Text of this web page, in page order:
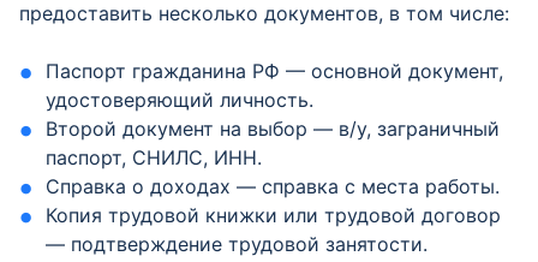
предоставить несколько документов, в том числе:
Паспорт гражданина РФ — основной документ,
удостоверяющий личность.
Второй документ на выбор — в/у, заграничный
паспорт, СНИЛС, ИНН.
Справка о доходах — справка с места работы.
Копия трудовой книжки или трудовой договор
— подтверждение трудовой занятости.